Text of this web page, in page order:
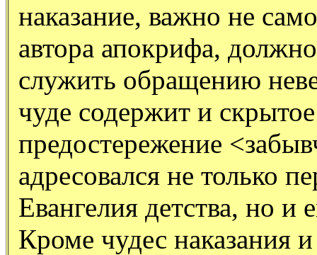
наказание, важно не
автора апокрифа, должно
служить обращению
чуде содержит и скрытое
предостережение
адресовался не только
Евангелия детства, но и
Кроме чудес наказания